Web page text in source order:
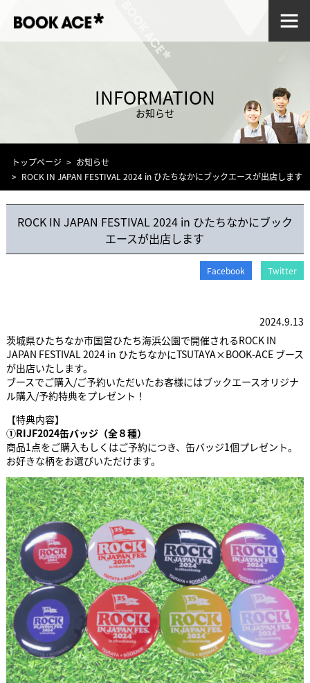
INFORMATION
お知らせ
トップページ
お知らせ
ROCK IN JAPAN FESTIVAL 2024 in ひたちなかにブックエースが出店します
ROCK IN JAPAN FESTIVAL 2024 in ひたちなかにブック
エースが出店します
Facebook Twitter
2024.9.13
茨城県ひたちなか市国営ひたち海浜公園で開催されるROCK IN
JAPAN FESTIVAL 2024 in ひたちなかにTSUTAYA×BOOK-ACE ブース
が出店いたします。
ブースでご購入/ご予約いただいたお客様にはブックエースオリジナ
ル購入/予約特典をプレゼント！
【特典内容】
①RIJF2024缶バッジ（全８種）
商品1点をご購入もしくはご予約につき、缶バッジ1個プレゼント。
お好きな柄をお選びいただけます。